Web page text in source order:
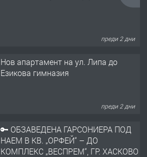
преди 2 дни
🔑 ОБЗАВЕДЕНА ГАРСОНИЕРА ПОД
НАЕМ В КВ. „ОРФЕЙ“ – ДО
преди 3 дни
НАПЪЛНО ОБЗАВЕДЕН И
ОБОРУДВАН ТРИСТАЕН
АПАРТАМЕНТ В ЦЕНТЪРА НА ГР.